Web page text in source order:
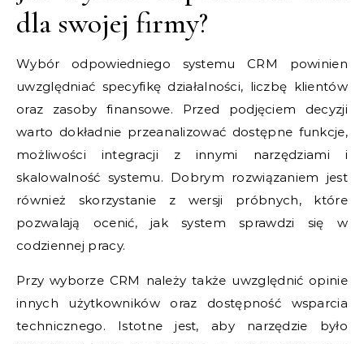
dla swojej firmy?
Wybór odpowiedniego systemu CRM powinien
uwzględniać specyfikę działalności, liczbę klientów
oraz zasoby finansowe. Przed podjęciem decyzji
warto dokładnie przeanalizować dostępne funkcje,
możliwości integracji z innymi narzędziami i
skalowalność systemu. Dobrym rozwiązaniem jest
również skorzystanie z wersji próbnych, które
pozwalają ocenić, jak system sprawdzi się w
codziennej pracy.
Przy wyborze CRM należy także uwzględnić opinie
innych użytkowników oraz dostępność wsparcia
technicznego. Istotne jest, aby narzędzie było